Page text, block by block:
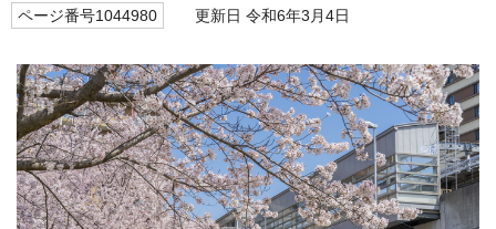
ページ番号1044980 更新日 令和6年3月4日